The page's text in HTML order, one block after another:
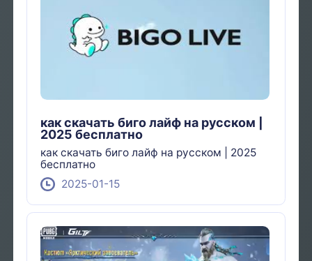
как скачать биго лайф на русском |
2025 бесплатно
как скачать биго лайф на русском | 2025
бесплатно
2025-01-15